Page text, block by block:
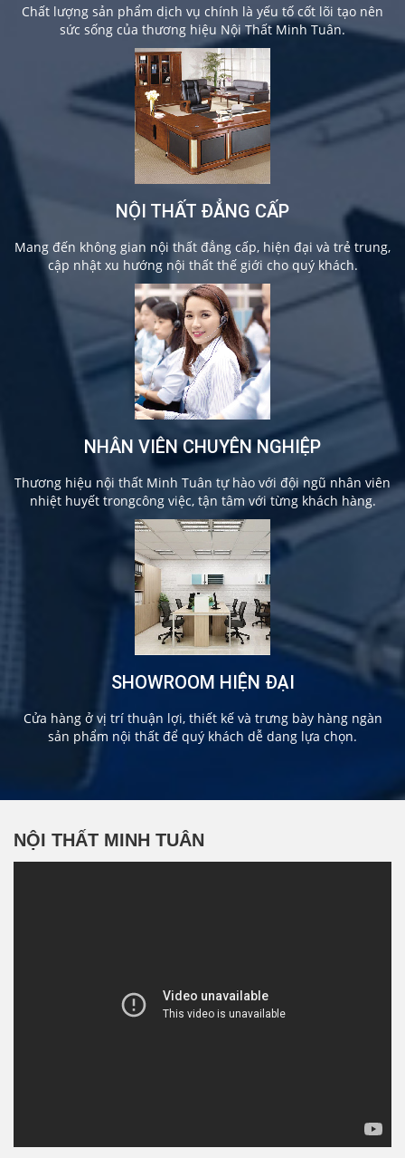
Chất lượng sản phẩm dịch vụ chính là yếu tố cốt lõi tạo nên
sức sống của thương hiệu Nội Thất Minh Tuân.
NỘI THẤT ĐẲNG CẤP
Mang đến không gian nội thất đẳng cấp, hiện đại và trẻ trung,
cập nhật xu hướng nội thất thế giới cho quý khách.
NHÂN VIÊN CHUYÊN NGHIỆP
Thương hiệu nội thất Minh Tuân tự hào với đội ngũ nhân viên
nhiệt huyết trongcông việc, tận tâm với từng khách hàng.
SHOWROOM HIỆN ĐẠI
Cửa hàng ở vị trí thuận lợi, thiết kế và trưng bày hàng ngàn
sản phẩm nội thất để quý khách dễ dang lựa chọn.
NỘI THẤT MINH TUÂN